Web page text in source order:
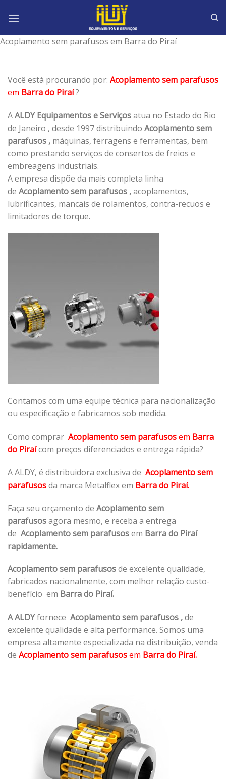
Acoplamento sem parafusos em Barra do Piraí
Você está procurando por: Acoplamento sem parafusos
em Barra do Piraí?
AALDY Equipamentos e Serviçosatua no Estado do Rio
de Janeiro , desde 1997 distribuindo Acoplamento sem
parafusos , máquinas, ferragens e ferramentas, bem
como prestando serviços de consertos de freios e
embreagens industriais.
A empresa dispõe da mais completa linha
de Acoplamento sem parafusos ,acoplamentos,
lubrificantes, mancais de rolamentos, contra-recuos e
limitadores de torque.
Contamos com uma equipe técnica para nacionalização
ou especificação e fabricamos sob medida.
Como comprar Acoplamento sem parafusosem Barra
do Piraícom preços diferenciados e entrega rápida?
A ALDY, é distribuidora exclusiva de Acoplamento sem
parafusosda marca Metalflex em Barra do Piraí.
Faça seu orçamento de Acoplamento sem
parafusosagora mesmo, e receba a entrega
de Acoplamento sem parafusosem Barra do Piraí
rapidamente.
Acoplamento sem parafusosde excelente qualidade,
fabricados nacionalmente, com melhor relação custo-
benefício em Barra do Piraí.
A ALDYfornece Acoplamento sem parafusos ,de
excelente qualidade e alta performance. Somos uma
empresa altamente especializada na distribuição, venda
de Acoplamento sem parafusosem Barra do Piraí.